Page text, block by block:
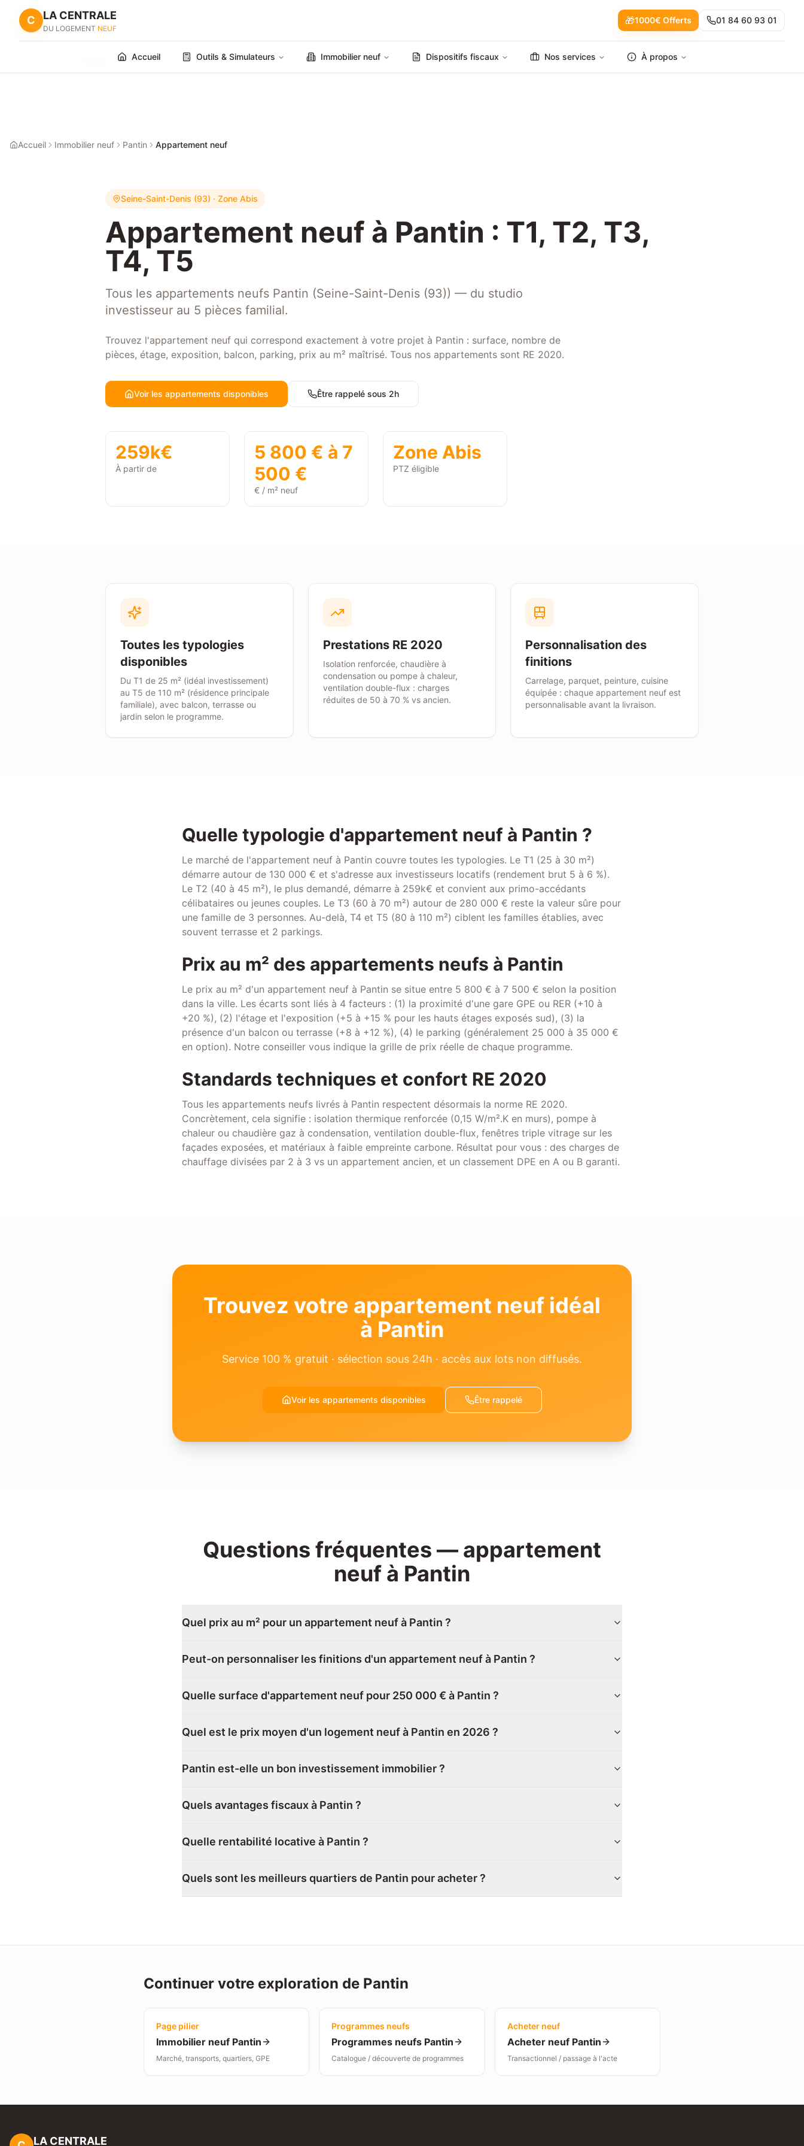
C LA CENTRALE
DU LOGEMENT NEUF
🎁1000€ Offerts 01 84 60 93 01
Accueil Outils & Simulateurs Immobilier neuf Dispositifs fiscaux Nos services À propos
Accueil Immobilier neuf Pantin Appartement neuf
Seine-Saint-Denis (93) · Zone Abis
Appartement neuf à Pantin : T1, T2, T3,
T4, T5
Tous les appartements neufs Pantin (Seine-Saint-Denis (93)) — du studio
investisseur au 5 pièces familial.
Trouvez l'appartement neuf qui correspond exactement à votre projet à Pantin : surface, nombre de
pièces, étage, exposition, balcon, parking, prix au m² maîtrisé. Tous nos appartements sont RE 2020.
Voir les appartements disponibles Être rappelé sous 2h
259k€
À partir de
5 800 € à 7
500 €
€ / m² neuf
Zone Abis
PTZ éligible
Toutes les typologies
disponibles
Du T1 de 25 m² (idéal investissement)
au T5 de 110 m² (résidence principale
familiale), avec balcon, terrasse ou
jardin selon le programme.
Prestations RE 2020
Isolation renforcée, chaudière à
condensation ou pompe à chaleur,
ventilation double-flux : charges
réduites de 50 à 70 % vs ancien.
Personnalisation des
finitions
Carrelage, parquet, peinture, cuisine
équipée : chaque appartement neuf est
personnalisable avant la livraison.
Quelle typologie d'appartement neuf à Pantin ?
Le marché de l'appartement neuf à Pantin couvre toutes les typologies. Le T1 (25 à 30 m²)
démarre autour de 130 000 € et s'adresse aux investisseurs locatifs (rendement brut 5 à 6 %).
Le T2 (40 à 45 m²), le plus demandé, démarre à 259k€ et convient aux primo-accédants
célibataires ou jeunes couples. Le T3 (60 à 70 m²) autour de 280 000 € reste la valeur sûre pour
une famille de 3 personnes. Au-delà, T4 et T5 (80 à 110 m²) ciblent les familles établies, avec
souvent terrasse et 2 parkings.
Prix au m² des appartements neufs à Pantin
Le prix au m² d'un appartement neuf à Pantin se situe entre 5 800 € à 7 500 € selon la position
dans la ville. Les écarts sont liés à 4 facteurs : (1) la proximité d'une gare GPE ou RER (+10 à
+20 %), (2) l'étage et l'exposition (+5 à +15 % pour les hauts étages exposés sud), (3) la
présence d'un balcon ou terrasse (+8 à +12 %), (4) le parking (généralement 25 000 à 35 000 €
en option). Notre conseiller vous indique la grille de prix réelle de chaque programme.
Standards techniques et confort RE 2020
Tous les appartements neufs livrés à Pantin respectent désormais la norme RE 2020.
Concrètement, cela signifie : isolation thermique renforcée (0,15 W/m².K en murs), pompe à
chaleur ou chaudière gaz à condensation, ventilation double-flux, fenêtres triple vitrage sur les
façades exposées, et matériaux à faible empreinte carbone. Résultat pour vous : des charges de
chauffage divisées par 2 à 3 vs un appartement ancien, et un classement DPE en A ou B garanti.
Trouvez votre appartement neuf idéal
à Pantin
Service 100 % gratuit · sélection sous 24h · accès aux lots non diffusés.
Voir les appartements disponibles Être rappelé
Questions fréquentes — appartement
neuf à Pantin
Quel prix au m² pour un appartement neuf à Pantin ?
Peut-on personnaliser les finitions d'un appartement neuf à Pantin ?
Quelle surface d'appartement neuf pour 250 000 € à Pantin ?
Quel est le prix moyen d'un logement neuf à Pantin en 2026 ?
Pantin est-elle un bon investissement immobilier ?
Quels avantages fiscaux à Pantin ?
Quelle rentabilité locative à Pantin ?
Quels sont les meilleurs quartiers de Pantin pour acheter ?
Continuer votre exploration de Pantin
Page pilier
Immobilier neuf Pantin
Marché, transports, quartiers, GPE
Programmes neufs
Programmes neufs Pantin
Catalogue / découverte de programmes
Acheter neuf
Acheter neuf Pantin
Transactionnel / passage à l'acte
LA CENTRALE